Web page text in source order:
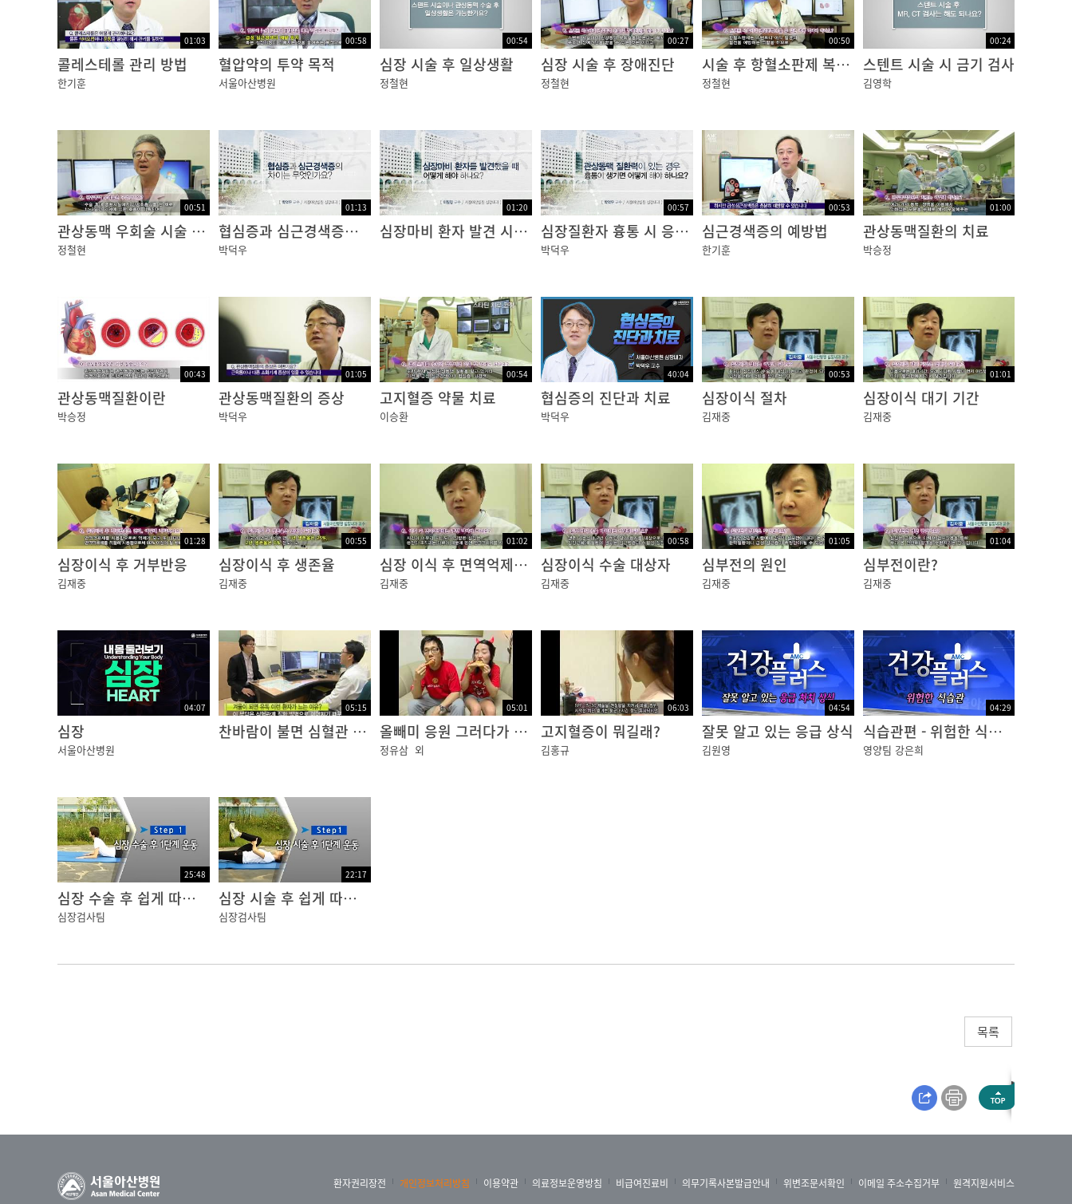
이런 동맥경화증은 왜 생길까요? 원인결과가 아직 완벽하게 밝혀진 것은 아니지만 어떤 상황에서 동맥경화증이 잘 생긴다는 것은 잘 알려져 있습니다. 대
표적으로 당뇨, 고혈압이 있고, 고령화시대이기 때문에 노화 자체도 동맥경화증을 유발하기도 합니다. 그리고 생활습관, 가족력, 고콜레스테롤혈증, 흡연
등이 대표적으로 알려진 동맥경화증의 위험인자입니다.
03:30
이런 동맥경화증이 심장혈관에 나타나게 되면 해당부위가 혈류공급을 충분히 받지 못해 손상 받게 됩니다. 이를 피가 부족한 심장질환, 즉 허혈성 심장질
환이라 부릅니다. 허혈성 심장질환에는 여러 가지 진단명이 들어가 있습니다. 안전형 협심증, 불안정형 협심증, 심근경색증, 돌연사, 심장기능이 매우 떨어
지는 허혈성 심부전이 있습니다.
04:01
허혈성 심장병이 발생하게 되면 특징적인 증상이 가슴통증입니다. 가슴통증의 특징적인 부위는 명치 주변이고, 욱신거리게 아프거나 쥐어짜듯이 극심하게
아프게 되고, 경우에 따라서는 체한 것과 구분이 안 되는 경우도 있습니다. 이것이 심하면 통증이 목이나 왼쪽 팔, 오른쪽 팔로 방사되는 경우가 있습니다.
동반증상으로는 식은땀이 나고, 호흡곤란이 있을 수 있습니다. 특징적으로 몇 분 정도 지속되고 휴식하면 나아지는 경향이 있습니다.
04:48
허혈성 심장질환 중에 협심증이라고 하는 것은 심장자체가 피가 가지 않아 손상되기는 하지만 아직 심장조직 자체가 죽지 않은 것을 이야기합니다. 이 경
경색증이라고 합니다. 이런 경우 혈류를 재개통해도 죽은 부분은 다시 살릴 수 없습니다. 굉장히 심하게 발생하면 발생즉시 돌연사하기도 합니다. 허혈성
심부전은 조그만 혈관들이 오랜 기간 막힌 것이 누적되어 심장기능이 떨어지는 것을 이야기하고, 이때는 통증보다는 숨이 차는 증상을 주로 호소하게 됩니
다.
이 다섯 가지 중 주의를 요하는 것이 이 두 가지, 불안정형 협심증과 급성심근경색증입니다. 이는 응급치료를 반드시 필요로 하고, 협심증이 심하거나 심근
경색이 있을 경우 적절한 치료를 받지 않으면 대부분 사망할 수 있는 치명적인 질환입니다.
고, 검사로는 혈액검사, 심전도, 운동부하 심전도, 핵의학검사 등이 있습니다. 요즘에는 CT를 하도 광범위하게 찍다보니 CT로도 발견되기도 합니다. 그리
01:03
콜레스테롤 관리 방법
한기훈
00:58
혈압약의 투약 목적
서울아산병원
00:54
심장 시술 후 일상생활
정철현
00:27
심장 시술 후 장애진단
정철현
00:50
시술 후 항혈소판제 복용 기간
정철현
00:24
스텐트 시술 시 금기 검사
김영학
00:51
관상동맥 우회술 시술 방법
정철현
01:13
협심증과 심근경색증의 차이
박덕우
01:20
심장마비 환자 발견 시 대처
00:57
심장질환자 흉통 시 응급조치
박덕우
00:53
심근경색증의 예방법
한기훈
01:00
관상동맥질환의 치료
박승정
00:43
관상동맥질환이란
박승정
01:05
관상동맥질환의 증상
박덕우
00:54
고지혈증 약물 치료
이승환
40:04
협심증의 진단과 치료
박덕우
00:53
심장이식 절차
김재중
01:01
심장이식 대기 기간
김재중
01:28
심장이식 후 거부반응
김재중
00:55
심장이식 후 생존율
김재중
01:02
심장 이식 후 면역억제제 복용기간
김재중
00:58
심장이식 수술 대상자
김재중
01:05
심부전의 원인
김재중
01:04
심부전이란?
김재중
04:07
심장
서울아산병원
05:15
찬바람이 불면 심혈관 환자가 급증하는 이유?
05:01
올빼미 응원 그러다가 큰일나요~
정유삼 외
06:03
고지혈증이 뭐길래?
김홍규
04:54
잘못 알고 있는 응급 상식
김원영
04:29
식습관편 - 위험한 식습관
영양팀 강은희
25:48
심장 수술 후 쉽게 따라 하는 심장 건강 운동
심장검사팀
22:17
심장 시술 후 쉽게 따라 하는 심장 건강 운동
심장검사팀
목록
환자권리장전 개인정보처리방침 이용약관 의료정보운영방침 비급여진료비 의무기록사본발급안내 위변조문서확인 이메일 주소수집거부 원격지원서비스